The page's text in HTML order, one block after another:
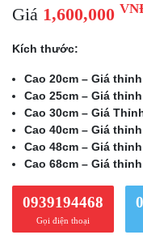
Giá 1,600,000
Kích thước:
Cao 20cm – Giá
Cao 25cm – Giá
Cao 30cm – Giá
Cao 40cm – Giá
Cao 48cm – Giá
Cao 68cm – Giá
0939194468
Gọi điện thoại